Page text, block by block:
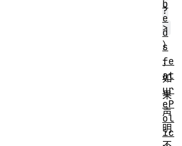
?
>
）
，
如
果
声
明
b
e
d
s
fe
at
ur
eP
ol
ic